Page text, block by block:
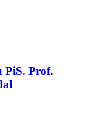
PiS. Prof.